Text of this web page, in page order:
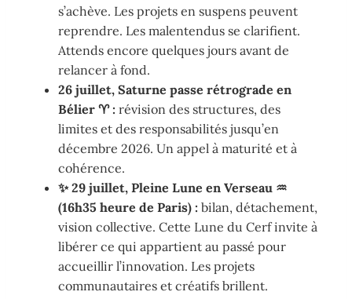
s’achève. Les projets en suspens peuvent
reprendre. Les malentendus se clarifient.
Attends encore quelques jours avant de
relancer à fond.
26 juillet, Saturne passe rétrograde en
Bélier ♈ : révision des structures, des
limites et des responsabilités jusqu’en
décembre 2026. Un appel à maturité et à
cohérence.
✨ 29 juillet, Pleine Lune en Verseau ♒
(16h35 heure de Paris) : bilan, détachement,
vision collective. Cette Lune du Cerf invite à
libérer ce qui appartient au passé pour
accueillir l’innovation. Les projets
communautaires et créatifs brillent.